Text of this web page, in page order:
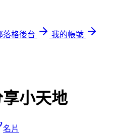
落格後台
我的帳號
小天地
名片